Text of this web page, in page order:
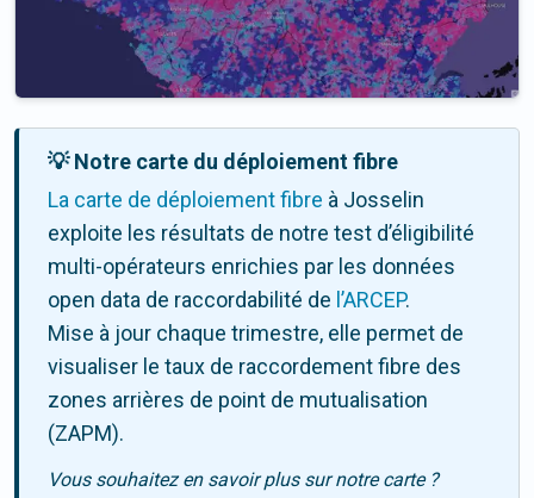
💡 Notre carte du déploiement fibre
La carte de déploiement fibre à Josselin
exploite les résultats de notre test d’éligibilité
multi-opérateurs enrichies par les données
open data de raccordabilité de l’ARCEP.
Mise à jour chaque trimestre, elle permet de
visualiser le taux de raccordement fibre des
zones arrières de point de mutualisation
(ZAPM).
Vous souhaitez en savoir plus sur notre carte ?